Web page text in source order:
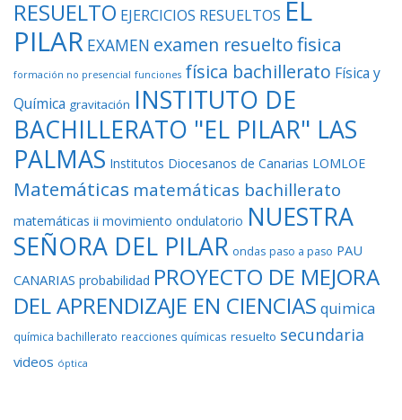
RESUELTO EJERCICIOS RESUELTOS EL
PILAR EXAMEN examen resueltofisica
formación no presencial funciones física bachillerato Física y
Química gravitación INSTITUTO DE
BACHILLERATO "EL PILAR" LAS
PALMAS Institutos Diocesanos de Canarias LOMLOE
Matemáticas matemáticas bachillerato
matemáticas ii movimiento ondulatorio NUESTRA
SEÑORA DEL PILAR ondas paso a paso PAU
CANARIAS probabilidad PROYECTO DE MEJORA
DEL APRENDIZAJE EN CIENCIAS quimica
química bachillerato reacciones químicas resuelto secundaria
videos óptica